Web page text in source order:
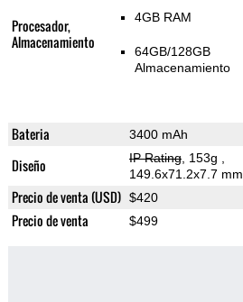
Procesador,
Almacenamiento
4GB RAM
64GB/128GB
Almacenamiento
Bateria 3400 mAh
Diseño IP Rating, 153g
149.6x71.2x7.7 mm
Precio de venta (USD) $420
Precio de venta $499